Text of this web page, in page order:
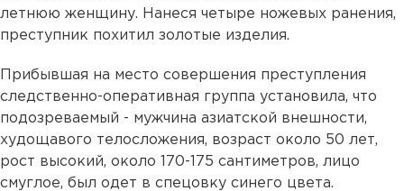
летнюю женщину. Нанеся четыре ножевых ранения,
преступник похитил золотые изделия.
Прибывшая на место совершения преступления
следственно-оперативная группа установила, что
подозреваемый - мужчина азиатской внешности,
худощавого телосложения, возраст около 50 лет,
рост высокий, около 170-175 сантиметров, лицо
смуглое, был одет в спецовку синего цвета.